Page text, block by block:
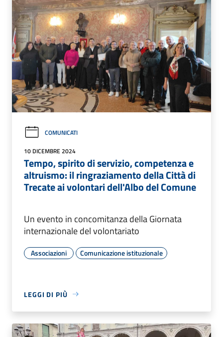
COMUNICATI
10 DICEMBRE 2024
Tempo, spirito di servizio, competenza e
altruismo: il ringraziamento della Città di
Trecate ai volontari dell'Albo del Comune
Un evento in concomitanza della Giornata
internazionale del volontariato
Associazioni Comunicazione istituzionale
LEGGI DI PIÙ